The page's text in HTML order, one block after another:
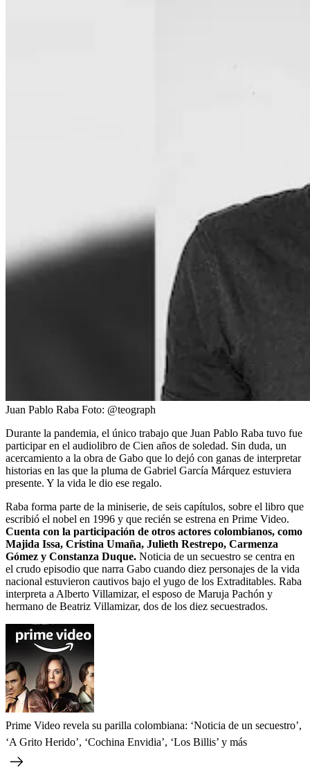
Juan Pablo Raba Foto: @teograph
Durante la pandemia, el único trabajo que Juan Pablo Raba tuvo fue
participar en el audiolibro de Cien años de soledad. Sin duda, un
acercamiento a la obra de Gabo que lo dejó con ganas de interpretar
historias en las que la pluma de Gabriel García Márquez estuviera
presente. Y la vida le dio ese regalo.
Raba forma parte de la miniserie, de seis capítulos, sobre el libro que
escribió el nobel en 1996 y que recién se estrena en Prime Video.
Cuenta con la participación de otros actores colombianos, como
Majida Issa, Cristina Umaña, Julieth Restrepo, Carmenza
Gómez y Constanza Duque. Noticia de un secuestro se centra en
el crudo episodio que narra Gabo cuando diez personajes de la vida
nacional estuvieron cautivos bajo el yugo de los Extraditables. Raba
interpreta a Alberto Villamizar, el esposo de Maruja Pachón y
hermano de Beatriz Villamizar, dos de los diez secuestrados.
Prime Video revela su parilla colombiana: ‘Noticia de un secuestro’,
‘A Grito Herido’, ‘Cochina Envidia’, ‘Los Billis’ y más